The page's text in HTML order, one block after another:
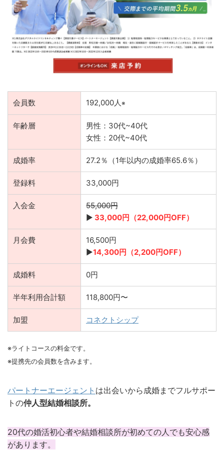
会員数 192,000人※
年齢層
男性：30代~40代
女性：20代~40代
成婚率 27.2％（1年以内の成婚率65.6％）
登録料 33,000円
入会金
55,000円
▶︎ 33,000円（22,000円OFF）
月会費
16,500円
▶︎14,300円（2,200円OFF）
成婚料 0円
半年利用合計額 118,800円〜
加盟 コネクトシップ
※ライトコースの料金です。
※提携先の会員数を含みます。
パートナーエージェント は出会いから成婚までフルサポー
トの仲人型結婚相談所。
20代の婚活初心者や結婚相談所が初めての人でも安心感
があります。